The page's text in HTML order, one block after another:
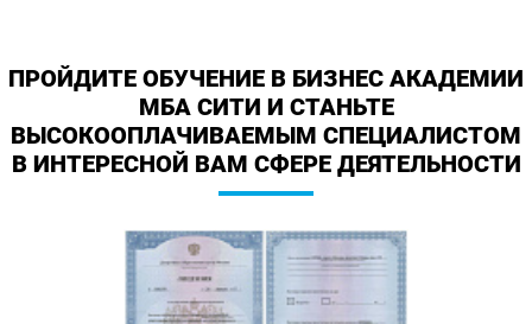
ПРОЙДИТЕ ОБУЧЕНИЕ В БИЗНЕС АКАДЕМИИ
МБА СИТИ И СТАНЬТЕ
ВЫСОКООПЛАЧИВАЕМЫМ СПЕЦИАЛИСТОМ
В ИНТЕРЕСНОЙ ВАМ СФЕРЕ ДЕЯТЕЛЬНОСТИ